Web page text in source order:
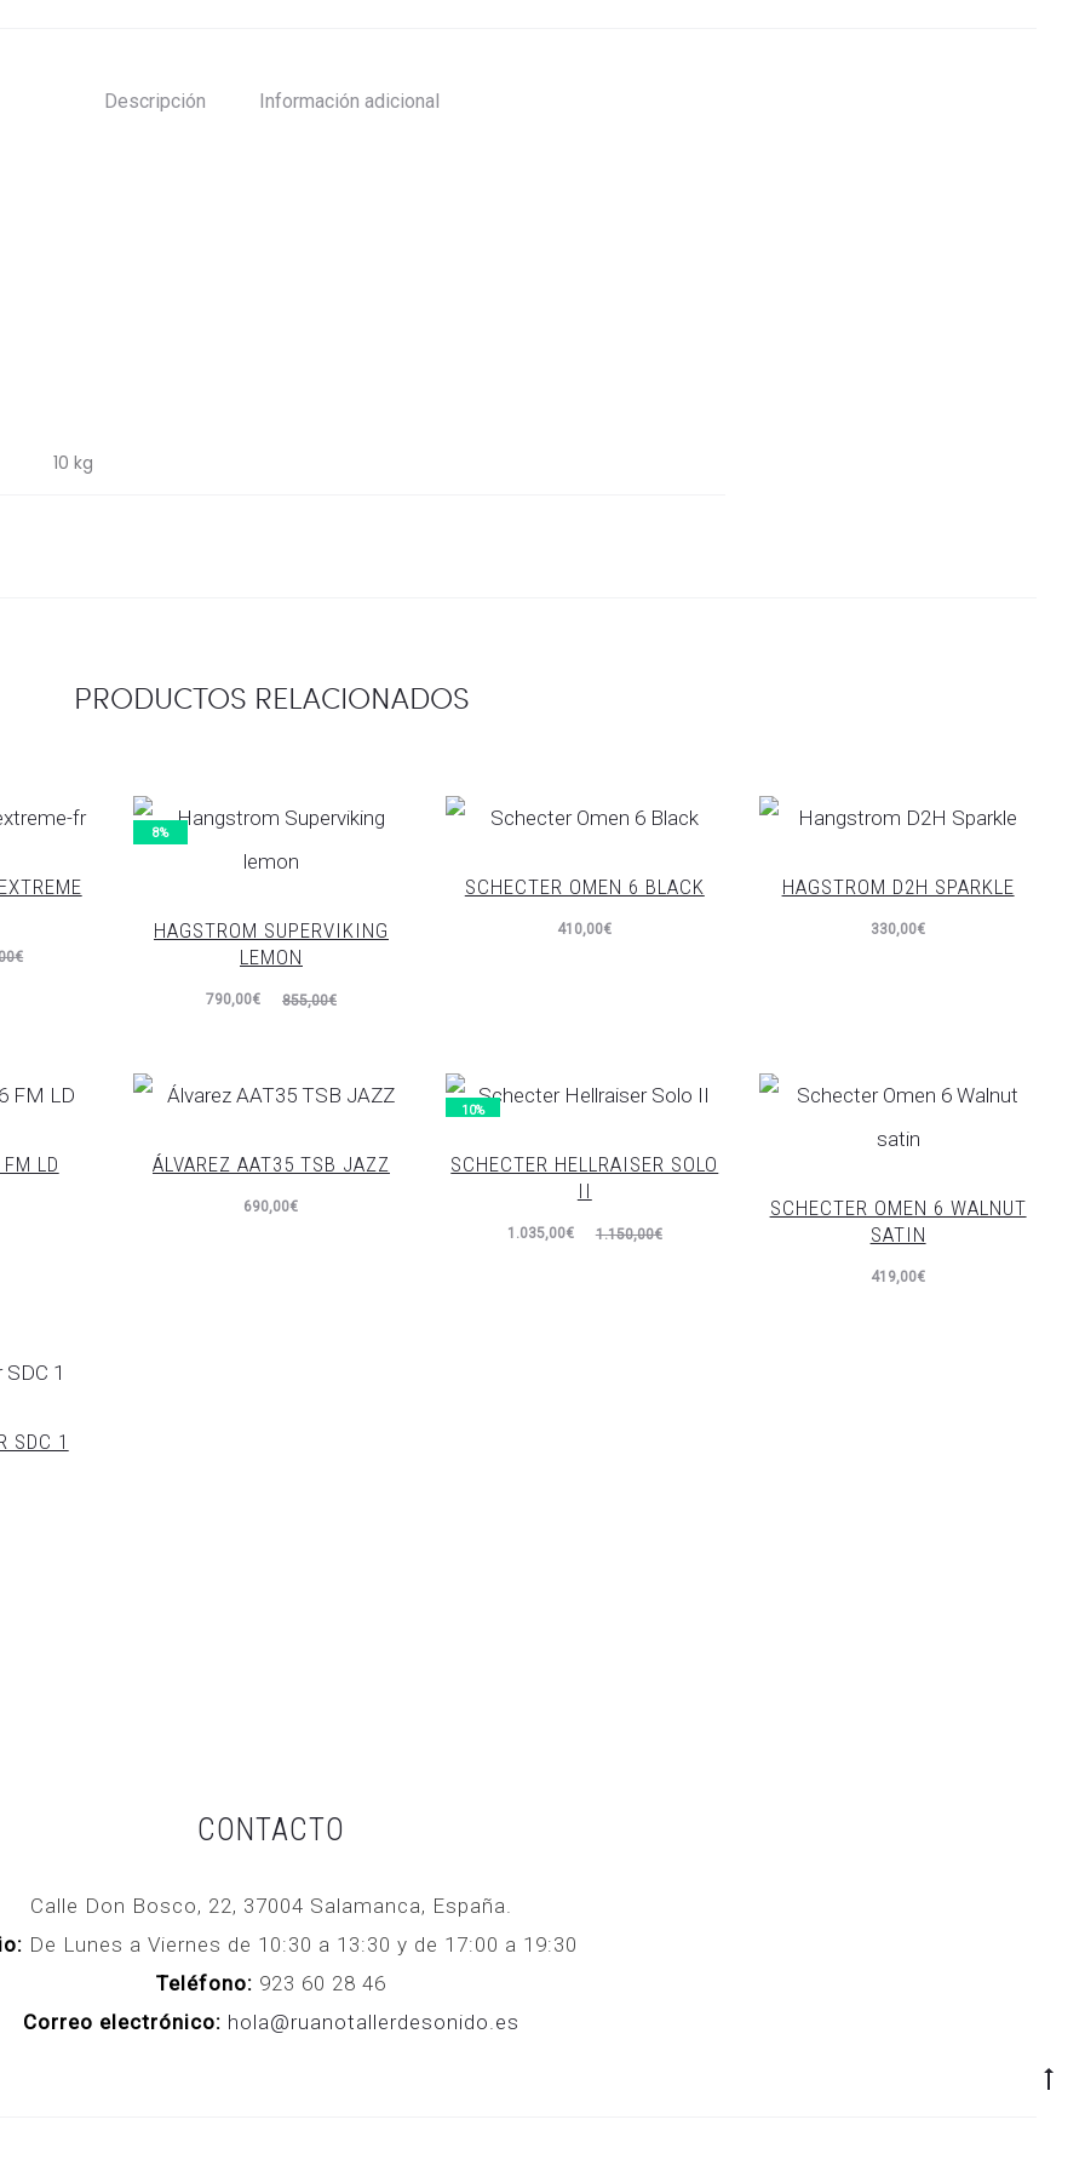
Descripción Información adicional
10 kg
PRODUCTOS RELACIONADOS
€
8%
HAGSTROM SUPERVIKING
LEMON
855,00€
El
era:
790,00€
El
es:
SCHECTER OMEN 6 BLACK
410,00€
HAGSTROM D2H SPARKLE
330,00€
LD ÁLVAREZ AAT35 TSB JAZZ
690,00€
10%
SCHECTER HELLRAISER SOLO
II
1.150,00€
El
1.035,00€
SCHECTER OMEN 6 WALNUT
SATIN
419,00€
SDC 1
CONTACTO
Calle Don Bosco, 22, 37004 Salamanca, España.
De Lunes a Viernes de 10:30 a 13:30 y de 17:00 a 19:30
Teléfono: 923 60 28 46
Correo electrónico: hola@ruanotallerdesonido.es